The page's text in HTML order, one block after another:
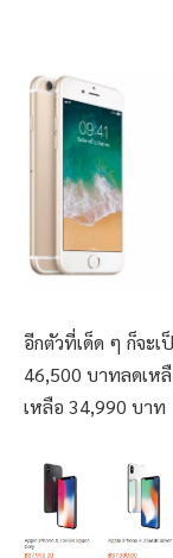
อีกตัวที่เด็ด ๆ ก็จะเ
46,500 บาทลดเห
เหลือ 34,990 บาท